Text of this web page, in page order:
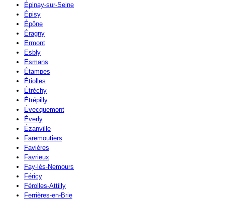
Épinay-sur-Seine
Épisy
Épône
Éragny
Ermont
Esbly
Esmans
Étampes
Étiolles
Étréchy
Étrépilly
Évecquemont
Éverly
Ézanville
Faremoutiers
Favières
Favrieux
Fay-lès-Nemours
Féricy
Férolles-Attilly
Ferrières-en-Brie